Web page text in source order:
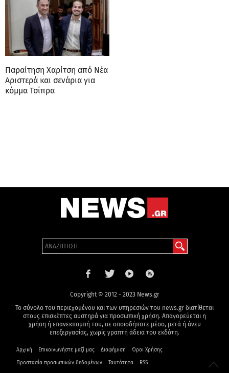
Παραίτηση Χαρίτση από Νέα
Αριστερά και σενάρια για
κόμμα Τσίπρα
Copyright © 2012 - 2023 News.gr
Το σύνολο του περιεχομένου και των υπηρεσιών του news.gr διατίθεται
στους επισκέπτες αυστηρά για προσωπική χρήση. Απαγορεύεται η
χρήση ή επανεκπομπή του, σε οποιοδήποτε μέσο, μετά ή άνευ
επεξεργασίας, χωρίς γραπτή άδεια του εκδότη.
Αρχική Επικοινωνήστε μαζί μας Διαφήμιση Όροι Χρήσης
Προστασία προσωπικών δεδομένων Ταυτότητα RSS